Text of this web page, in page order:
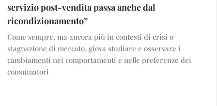
servizio post-vendita passa anche dal
ricondizionamento”
Come sempre, ma ancora più in contesti di crisi o
stagnazione di mercato, giova studiare e osservare i
cambiamenti nei comportamenti e nelle preferenze dei
consumatori